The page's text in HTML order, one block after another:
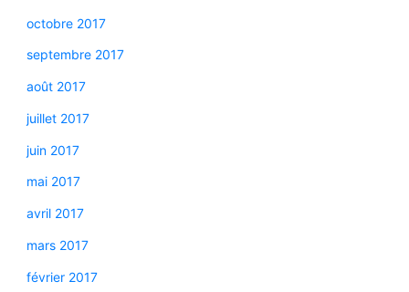
octobre 2017
septembre 2017
août 2017
juillet 2017
juin 2017
mai 2017
avril 2017
mars 2017
février 2017